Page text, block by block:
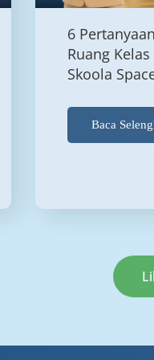
6
Ruang
Skoola
Baca